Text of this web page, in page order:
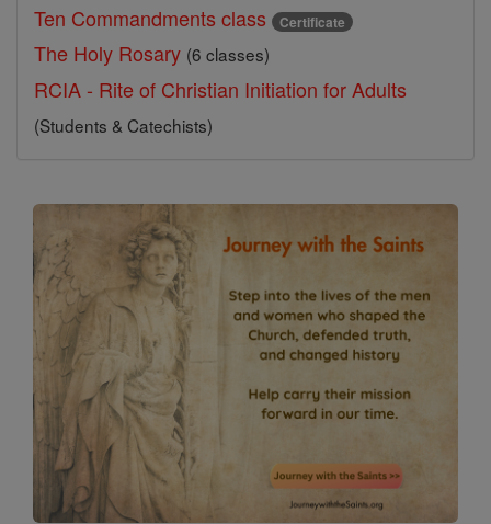
Ten Commandments class Certificate
The Holy Rosary (6 classes)
RCIA - Rite of Christian Initiation for Adults
(Students & Catechists)